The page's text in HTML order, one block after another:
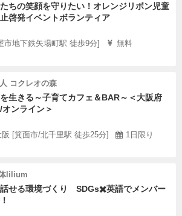
ちの笑顔を守りたい！オレンジリボン児童
啓発イベントボランティア
市地下鉄矢場町駅 徒歩9分]
無料
コクレオの森
生きる～子育てカフェ＆BAR～＜大阪府
ンライン＞
[箕面市/北千里駅 徒歩25分]
1日限り
lilium
せる環境づくり SDGs✖️英語でメンバー